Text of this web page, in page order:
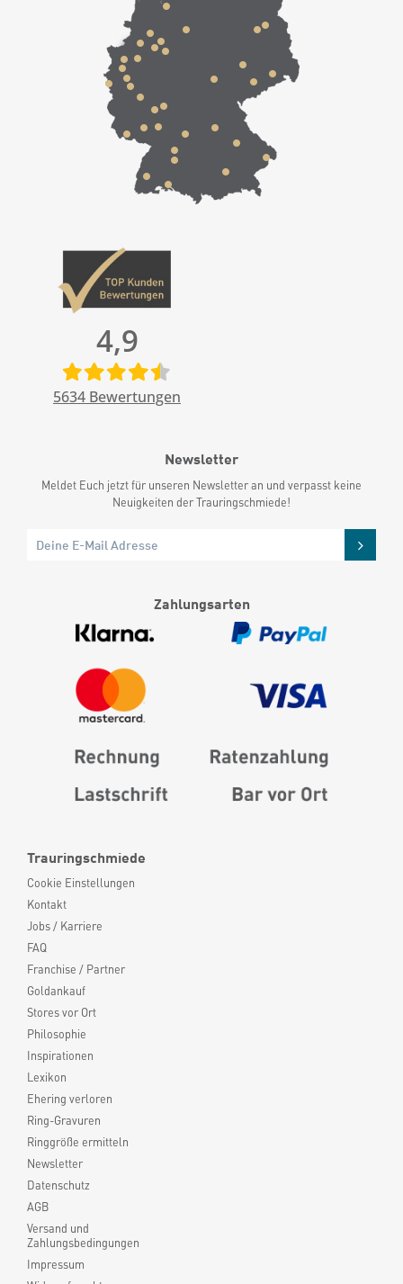
Trauringschmiede
Cookie Einstellungen
Kontakt
Jobs / Karriere
FAQ
Franchise / Partner
Goldankauf
Stores vor Ort
Philosophie
Inspirationen
Lexikon
Ehering verloren
Ring-Gravuren
Ringgröße ermitteln
Newsletter
Datenschutz
AGB
Versand und
Zahlungsbedingungen
Impressum
4,9
5634 Bewertungen
Newsletter
Meldet Euch jetzt für unseren Newsletter an und verpasst keine
Neuigkeiten der Trauringschmiede!
Zahlungsarten